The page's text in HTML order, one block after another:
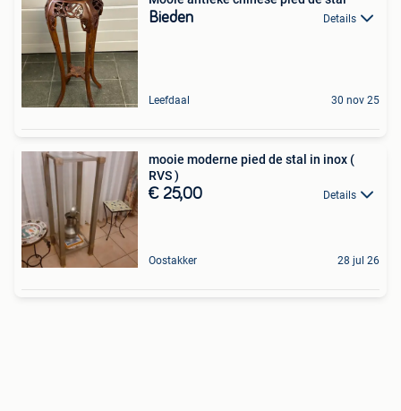
Bieden Details
Leefdaal 30 nov 25
mooie moderne pied de stal in inox (
RVS )
€ 25,00 Details
Oostakker 28 jul 26